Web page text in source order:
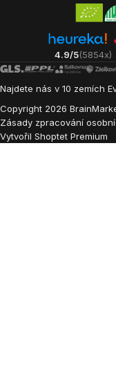
4.9/5(5854x)
Najdete nás v 10 zemích
Copyright 2026
Zásady zpracování
Vytvořil Shoptet Premium